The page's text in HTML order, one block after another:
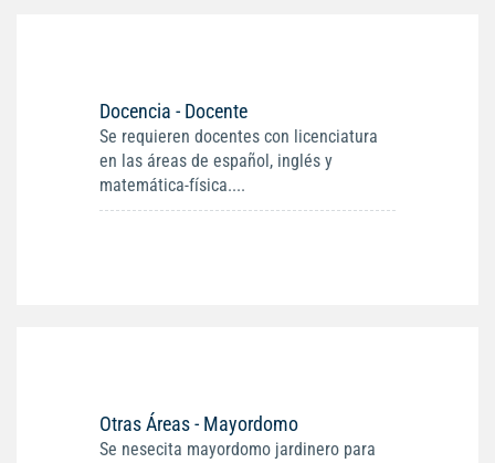
Docencia - Docente
Se requieren docentes con licenciatura
en las áreas de español, inglés y
matemática-física....
Otras Áreas - Mayordomo
Se nesecita mayordomo jardinero para